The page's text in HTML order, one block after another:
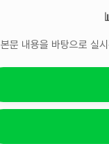
본문 내용을 바탕으로 실